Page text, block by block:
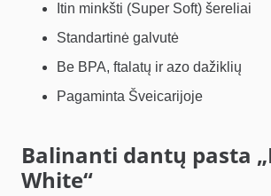
Itin minkšti (Super Soft) šereliai
Standartinė galvutė
Be BPA, ftalatų ir azo dažiklių
Pagaminta Šveicarijoje
Balinanti dantų pasta
White“